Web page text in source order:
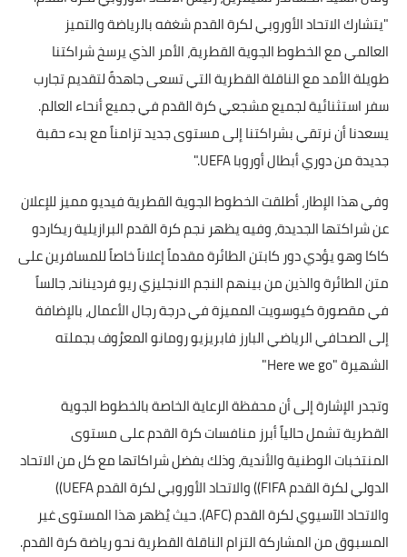
"يتشارك الاتحاد الأوروبي لكرة القدم شغفه بالرياضة والتميز
العالمي مع الخطوط الجوية القطرية، الأمر الذي يرسخ شراكتنا
طويلة الأمد مع الناقلة القطرية التي تسعى جاهدةً لتقديم تجارب
سفر استثنائية لجميع مشجعي كرة القدم في جميع أنحاء العالم.
يسعدنا أن نرتقي بشراكتنا إلى مستوى جديد تزامناً مع بدء حقبة
جديدة من دوري أبطال أوروبا UEFA."
وفي هذا الإطار، أطلقت الخطوط الجوية القطرية فيديو مميز للإعلان
عن شراكتها الجديدة، وفيه يظهر نجم كرة القدم البرازيلية ريكاردو
كاكا وهو يؤدي دور كابتن الطائرة مقدماً إعلاناً خاصاً للمسافرين على
متن الطائرة والذين من بينهم النجم الانجليزي ريو فرديناند، جالساً
في مقصورة كيوسويت المميزة في درجة رجال الأعمال، بالإضافة
إلى الصحافي الرياضي البارز فابريزيو رومانو المعرُوف بجملته
الشهيرة "Here we go"
وتجدر الإشارة إلى أن محفظة الرعاية الخاصة بالخطوط الجوية
القطرية تشمل حالياً أبرز منافسات كرة القدم على مستوى
المنتخبات الوطنية والأندية، وذلك بفضل شراكاتها مع كل من الاتحاد
الدولي لكرة القدم FIFA)) والاتحاد الأوروبي لكرة القدم UEFA))
والاتحاد الآسيوي لكرة القدم (AFC). حيث يُظهر هذا المستوى غير
المسبوق من المشاركة التزام الناقلة القطرية نحو رياضة كرة القدم.